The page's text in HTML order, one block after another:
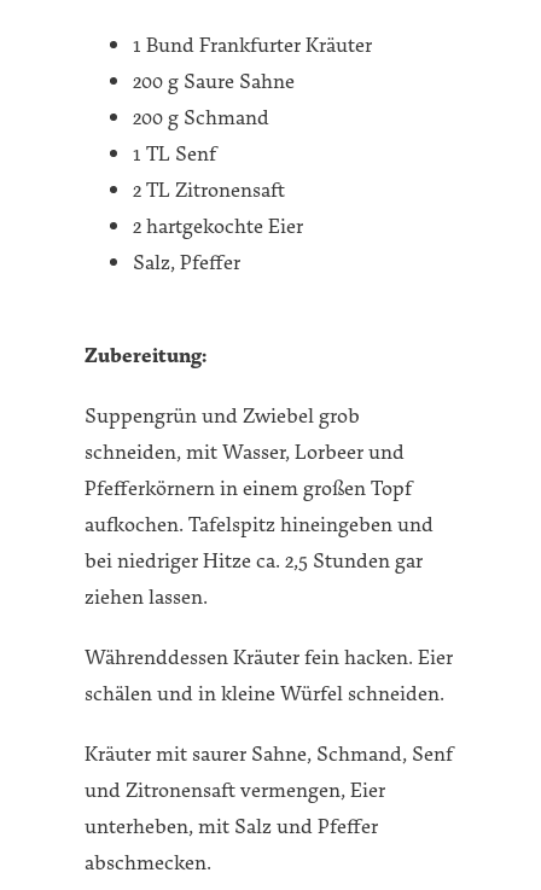
1 Bund Frankfurter Kräuter
200 g Saure Sahne
200 g Schmand
1 TL Senf
2 TL Zitronensaft
2 hartgekochte Eier
Salz, Pfeffer
Zubereitung:
Suppengrün und Zwiebel grob
schneiden, mit Wasser, Lorbeer und
Pfefferkörnern in einem großen Topf
aufkochen. Tafelspitz hineingeben und
bei niedriger Hitze ca. 2,5 Stunden gar
ziehen lassen.
Währenddessen Kräuter fein hacken. Eier
schälen und in kleine Würfel schneiden.
Kräuter mit saurer Sahne, Schmand, Senf
und Zitronensaft vermengen, Eier
unterheben, mit Salz und Pfeffer
abschmecken.